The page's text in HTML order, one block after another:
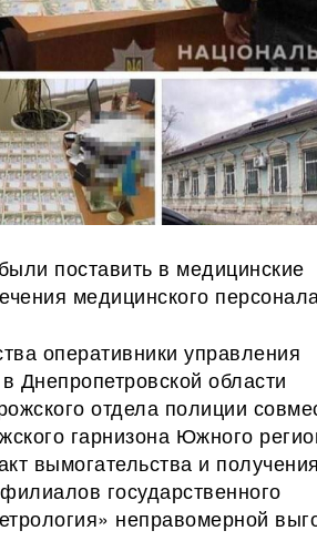
поставить в медицинские
медицинского
оперативники управления
Днепропетровской области
отдела полиции
гарнизона Южного
вымогательства и получения
государственного
неправомерной